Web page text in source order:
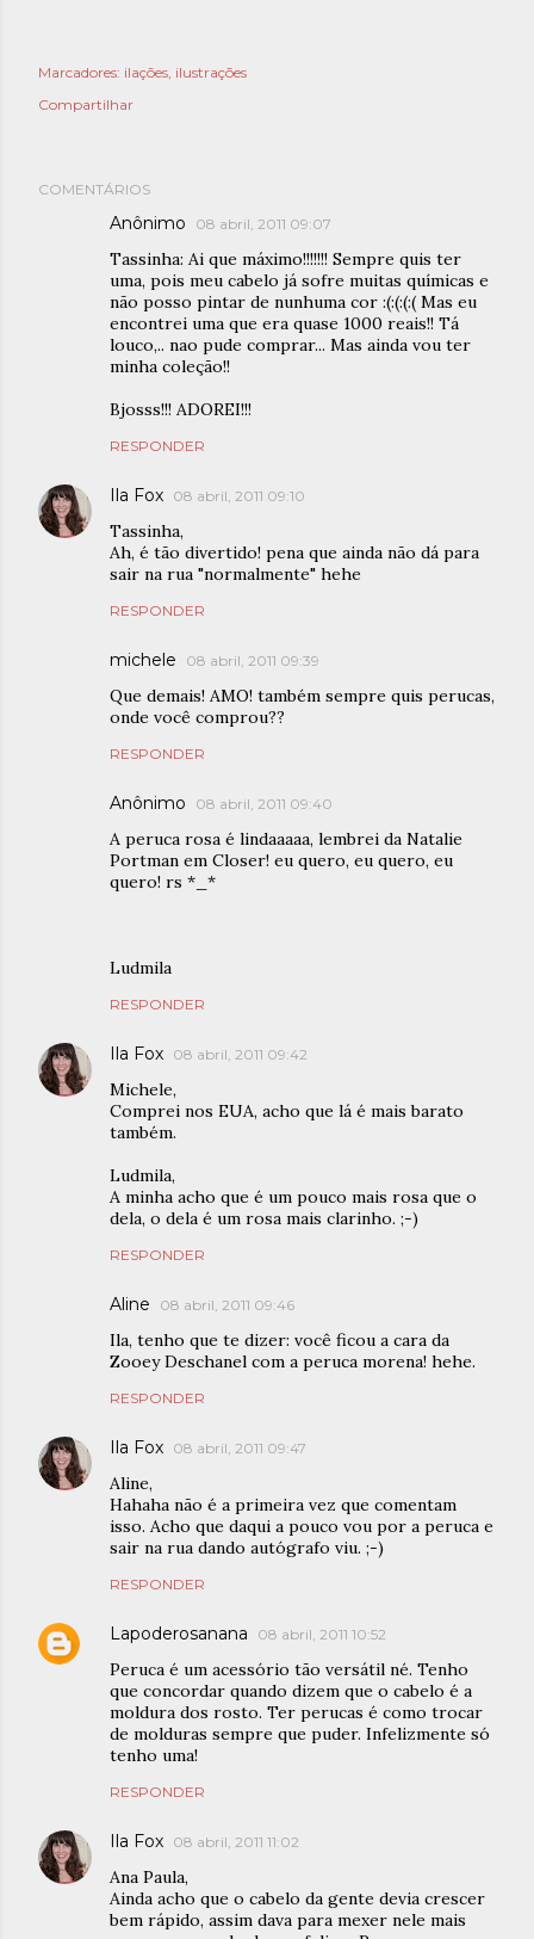
Marcadores: ilações ilustrações
Compartilhar
COMENTÁRIOS
Anônimo 08 abril, 2011 09:07
Tassinha: Ai que máximo!!!!!!! Sempre quis ter
uma, pois meu cabelo já sofre muitas químicas e
não posso pintar de nunhuma cor :(:(:(:( Mas eu
encontrei uma que era quase 1000 reais!! Tá
louco,.. nao pude comprar... Mas ainda vou ter
minha coleção!!
Bjosss!!! ADOREI!!!
RESPONDER
Ila Fox 08 abril, 2011 09:10
Tassinha,
Ah, é tão divertido! pena que ainda não dá para
sair na rua "normalmente" hehe
RESPONDER
michele 08 abril, 2011 09:39
Que demais! AMO! também sempre quis perucas,
onde você comprou??
RESPONDER
Anônimo 08 abril, 2011 09:40
A peruca rosa é lindaaaaa, lembrei da Natalie
Portman em Closer! eu quero, eu quero, eu
quero! rs *_*
Ludmila
RESPONDER
Ila Fox 08 abril, 2011 09:42
Michele,
Comprei nos EUA, acho que lá é mais barato
também.
Ludmila,
A minha acho que é um pouco mais rosa que o
dela, o dela é um rosa mais clarinho. ;-)
RESPONDER
Aline 08 abril, 2011 09:46
Ila, tenho que te dizer: você ficou a cara da
Zooey Deschanel com a peruca morena! hehe.
RESPONDER
Ila Fox 08 abril, 2011 09:47
Aline,
Hahaha não é a primeira vez que comentam
isso. Acho que daqui a pouco vou por a peruca e
sair na rua dando autógrafo viu. ;-)
RESPONDER
Lapoderosanana 08 abril, 2011 10:52
Peruca é um acessório tão versátil né. Tenho
que concordar quando dizem que o cabelo é a
moldura dos rosto. Ter perucas é como trocar
de molduras sempre que puder. Infelizmente só
tenho uma!
RESPONDER
Ila Fox 08 abril, 2011 11:02
Ana Paula,
Ainda acho que o cabelo da gente devia crescer
bem rápido, assim dava para mexer nele mais